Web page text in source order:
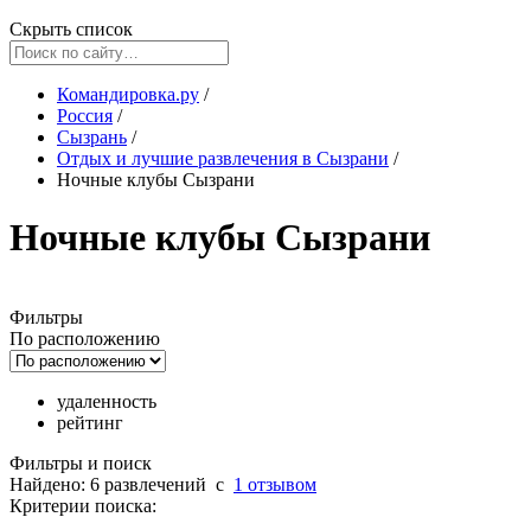
Скрыть список
Командировка.ру /
Россия /
Сызрань /
Отдых и лучшие развлечения в Сызрани /
Ночные клубы Сызрани
Ночные клубы Сызрани
Фильтры
По расположению
удаленность
рейтинг
Фильтры и поиск
Найдено: 6 развлечений c 1 отзывом
Критерии поиска: